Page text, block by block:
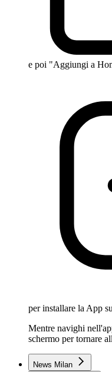
e poi "Aggiungi a
per installare la App
Mentre navighi
schermo per tornare
News Milan